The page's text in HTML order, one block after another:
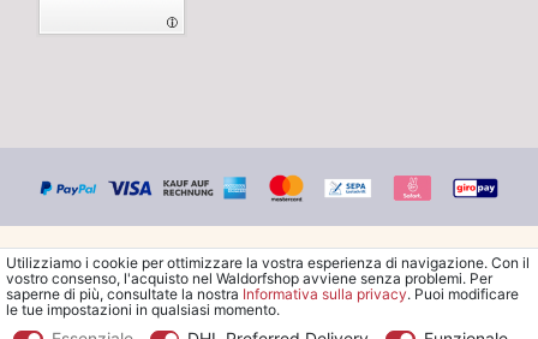
© Copyright 2026 Waldorfshop |Tutti i diritti riservati.
Utilizziamo i cookie per ottimizzare la vostra esperienza di navigazione. Con il
vostro consenso, l'acquisto nel Waldorfshop avviene senza problemi. Per
saperne di più, consultate la nostra Informativa sulla privacy. Puoi modificare
le tue impostazioni in qualsiasi momento.